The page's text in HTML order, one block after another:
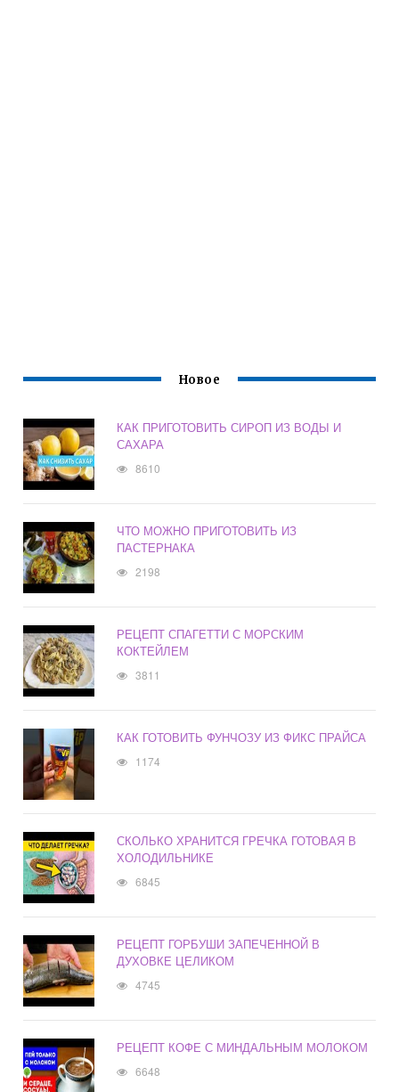
Новое
КАК ПРИГОТОВИТЬ СИРОП ИЗ ВОДЫ И
САХАРА
8610
ЧТО МОЖНО ПРИГОТОВИТЬ ИЗ
ПАСТЕРНАКА
2198
РЕЦЕПТ СПАГЕТТИ С МОРСКИМ
КОКТЕЙЛЕМ
3811
КАК ГОТОВИТЬ ФУНЧОЗУ ИЗ ФИКС ПРАЙСА
1174
СКОЛЬКО ХРАНИТСЯ ГРЕЧКА ГОТОВАЯ В
ХОЛОДИЛЬНИКЕ
6845
РЕЦЕПТ ГОРБУШИ ЗАПЕЧЕННОЙ В
ДУХОВКЕ ЦЕЛИКОМ
4745
РЕЦЕПТ КОФЕ С МИНДАЛЬНЫМ МОЛОКОМ
6648